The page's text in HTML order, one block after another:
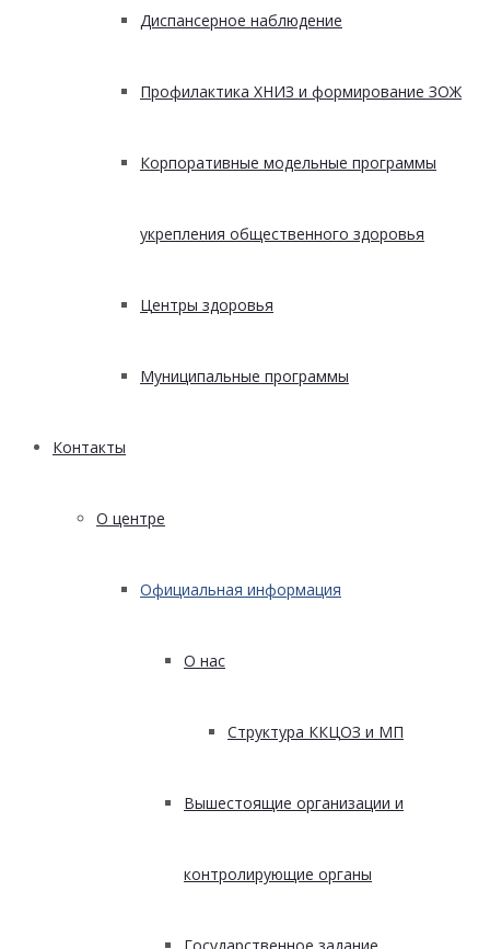
Диспансерное наблюдение
Профилактика ХНИЗ и формирование ЗОЖ
Корпоративные модельные программы
укрепления общественного здоровья
Центры здоровья
Муниципальные программы
Контакты
О центре
Официальная информация
О нас
Структура ККЦОЗ и МП
Вышестоящие организации и
контролирующие органы